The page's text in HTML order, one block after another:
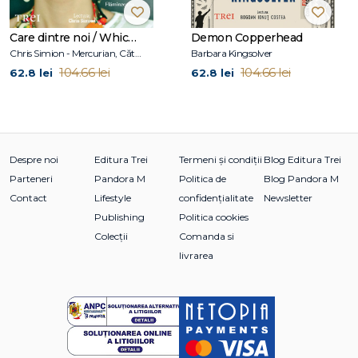
Care dintre noi / Which One of Us
62.8 lei 104.66 lei
Demon Copperhead
Barbara Kingsolver
62.8 lei 104.66 lei
Despre noi
Parteneri
Contact
Editura Trei
Pandora M
Lifestyle
Publishing
Colecții
Termeni și condiții
Politica de
confidențialitate
Politica cookies
Comanda si
livrarea
Blog Editura Trei
Blog Pandora M
Newsletter